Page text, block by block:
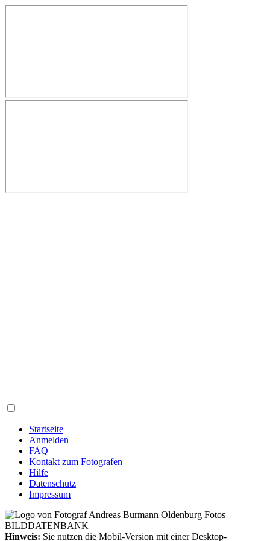
Startseite
Anmelden
FAQ
Kontakt zum Fotografen
Hilfe
Datenschutz
Impressum
Hinweis: Sie nutzen die Mobil-Version mit einer Desktop-